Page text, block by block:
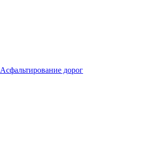
Асфальтирование дорог